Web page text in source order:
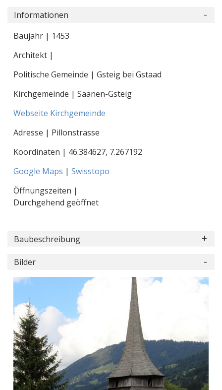
Informationen
Baujahr | 1453
Architekt |
Politische Gemeinde | Gsteig bei Gstaad
Kirchgemeinde | Saanen-Gsteig
Webseite Kirchgemeinde
Adresse | Pillonstrasse
Koordinaten | 46.384627, 7.267192
Google Maps | Swisstopo
Öffnungszeiten |
Durchgehend geöffnet
Baubeschreibung
Bilder